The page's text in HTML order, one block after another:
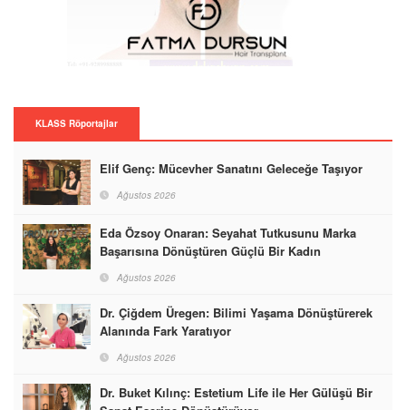
KLASS Röportajlar
Elif Genç: Mücevher Sanatını Geleceğe Taşıyor
Ağustos 2026
Eda Özsoy Onaran: Seyahat Tutkusunu Marka
Başarısına Dönüştüren Güçlü Bir Kadın
Ağustos 2026
Dr. Çiğdem Üregen: Bilimi Yaşama Dönüştürerek
Alanında Fark Yaratıyor
Ağustos 2026
Dr. Buket Kılınç: Estetium Life ile Her Gülüşü Bir